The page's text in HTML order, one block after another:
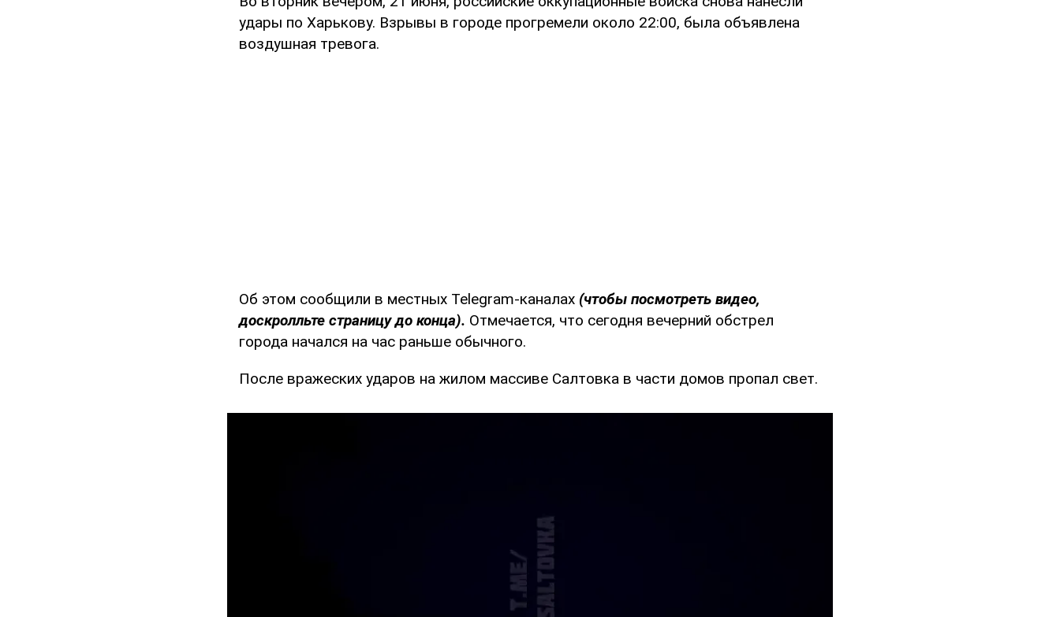
удары по Харькову. Взрывы в городе прогремели около 22:00, была объявлена
воздушная тревога.
Об этом сообщили в местных Telegram-каналах (чтобы посмотреть видео,
доскролльте страницу до конца). Отмечается, что сегодня вечерний обстрел
города начался на час раньше обычного.
После вражеских ударов на жилом массиве Салтовка в части домов пропал свет.